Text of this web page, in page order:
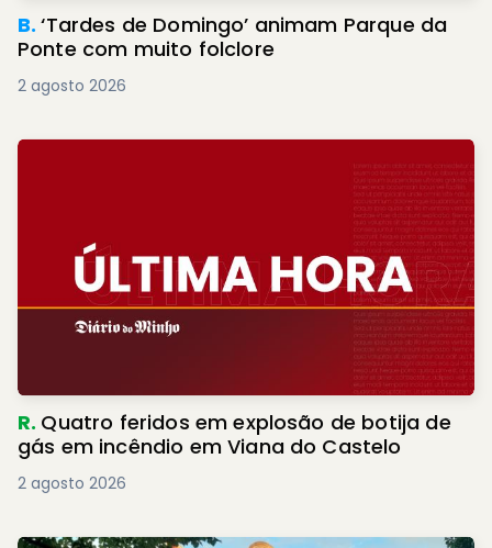
B.‘Tardes de Domingo’ animam Parque da
Ponte com muito folclore
2 agosto 2026
R. Quatro feridos em explosão de botija de
gás em incêndio em Viana do Castelo
2 agosto 2026